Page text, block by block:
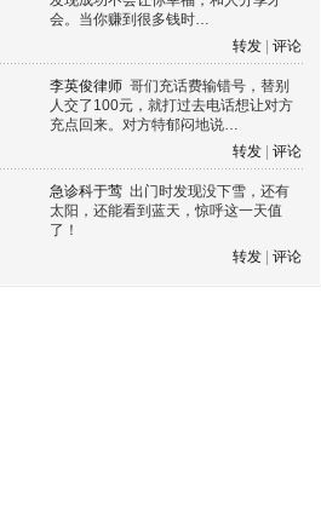
会。当你赚到很多钱时…
转发
评论
李英俊律师 哥们充话费输错号，替别
人交了100元，就打过去电话想让对方
充点回来。对方特郁闷地说…
转发
评论
急诊科于莺 出门时发现没下雪，还有
太阳，还能看到蓝天，惊呼这一天值
了！
转发
评论